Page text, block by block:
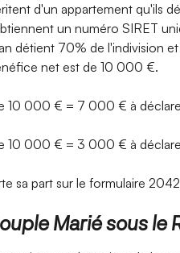
d'un appartement qu'ils
un numéro SIRET
détient 70% de l'indivision
net est de 10 000 €.​
10 000 € = 7 000 € à
10 000 € = 3 000 € à
sa part sur le formulaire
Marié sous